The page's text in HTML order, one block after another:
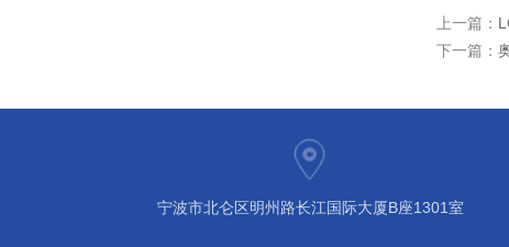
上一篇：
下一篇：
宁波市北仑区明州路长江国际大厦B座1301室